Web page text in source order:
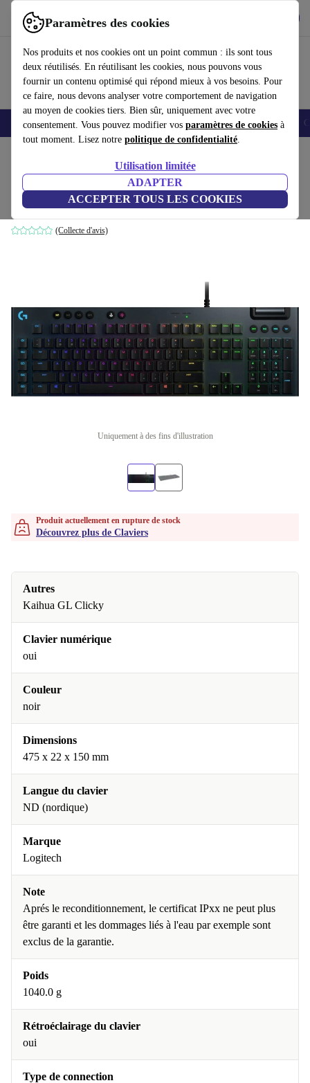
Paramètres des cookies
Nos produits et nos cookies ont un point commun : ils sont tous
deux réutilisés. En réutilisant les cookies, nous pouvons vous
fournir un contenu optimisé qui répond mieux à vos besoins. Pour
ce faire, nous devons analyser votre comportement de navigation
au moyen de cookies tiers. Bien sûr, uniquement avec votre
consentement. Vous pouvez modifier vos paramètres de cookies à
tout moment. Lisez notre politique de confidentialité.
Utilisation limitée
ADAPTER
ACCEPTER TOUS LES COOKIES
Utilisez refurbed rapidement et facilement
Smartphones Laptops Tablettes Montres connectées Accessoires
Logitech G815 Lightsync RGB
Kaihua GL Clicky | Noir | ND
(Collecte d'avis)
Uniquement à des fins d'illustration
Produit actuellement en rupture de stock
Découvrez plus de Claviers
Autres
Kaihua GL Clicky
Clavier numérique
oui
Couleur
noir
Dimensions
475 x 22 x 150 mm
Langue du clavier
ND (nordique)
Marque
Logitech
Note
Aprés le reconditionnement, le certificat IPxx ne peut plus
être garanti et les dommages liés à l'eau par exemple sont
exclus de la garantie.
Poids
1040.0 g
Rétroéclairage du clavier
oui
Type de connection